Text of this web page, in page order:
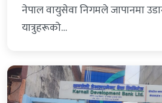
नेपाल वायुसेवा निगमले जापानमा
यात्रुहरूको…